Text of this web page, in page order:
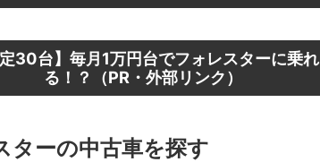
定30台】毎月1万円台でフォレスターに乗れ
る！？（PR・外部リンク）
ーの中古車を探す